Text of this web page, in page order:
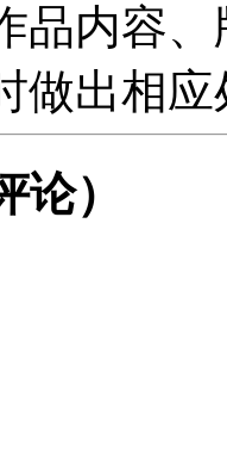
品内容
做出相
论）